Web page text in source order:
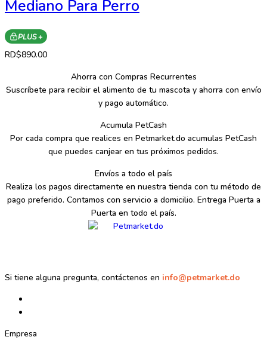
Mediano Para Perro
PLUS +
RD$890.00
Ahorra con Compras Recurrentes
Suscríbete para recibir el alimento de tu mascota y ahorra con envío
y pago automático.
Acumula PetCash
Por cada compra que realices en Petmarket.do acumulas PetCash
que puedes canjear en tus próximos pedidos.
Envíos a todo el país
Realiza los pagos directamente en nuestra tienda con tu método de
pago preferido. Contamos con servicio a domicilio. Entrega Puerta a
Puerta en todo el país.
Si tiene alguna pregunta, contáctenos en info@petmarket.do
Empresa